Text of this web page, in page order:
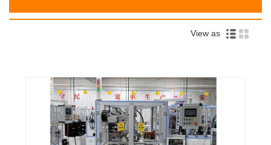
View as